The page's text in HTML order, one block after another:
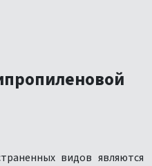
видов являются